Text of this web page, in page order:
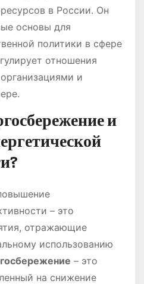
в России․ Он
основы для
политики в сфере
отношения
и
и
– это
отражающие
использованию
– это
на снижение